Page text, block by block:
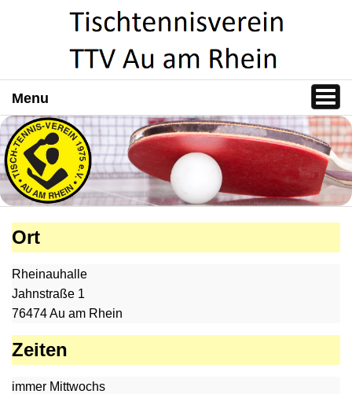
Menu
Ort
Rheinauhalle
Jahnstraße 1
76474 Au am Rhein
Zeiten
immer Mittwochs